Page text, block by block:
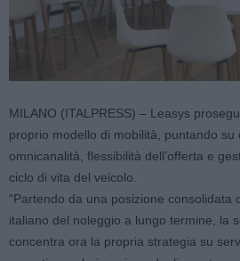
MILANO (ITALPRESS) – Leasys
proprio modello di mobilità, puntando su
omnicanalità, flessibilità dell’offerta e
ciclo di vita del veicolo.
“Partendo da una posizione consolidata
italiano del noleggio a lungo termine, la
concentra ora la propria strategia su